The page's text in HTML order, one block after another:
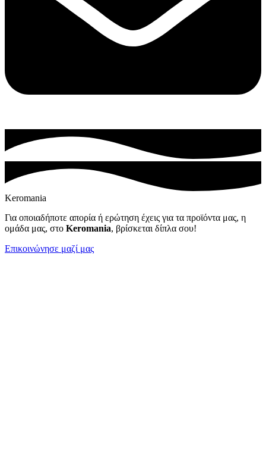
Keromania
Για οποιαδήποτε απορία ή ερώτηση έχεις για τα προϊόντα μας, η
ομάδα μας, στο Keromania, βρίσκεται δίπλα σου!
Επικοινώνησε μαζί μας